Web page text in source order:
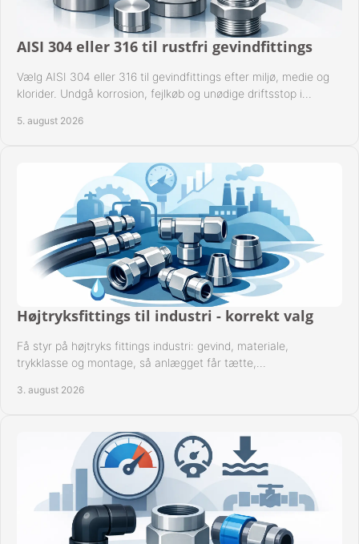
AISI 304 eller 316 til rustfri gevindfittings
Vælg AISI 304 eller 316 til gevindfittings efter miljø, medie og
klorider. Undgå korrosion, fejlkøb og unødige driftsstop i
5. august 2026
Højtryksfittings til industri - korrekt valg
Få styr på højtryks fittings industri: gevind, materiale,
trykklasse og montage, så anlægget får tætte,
3. august 2026